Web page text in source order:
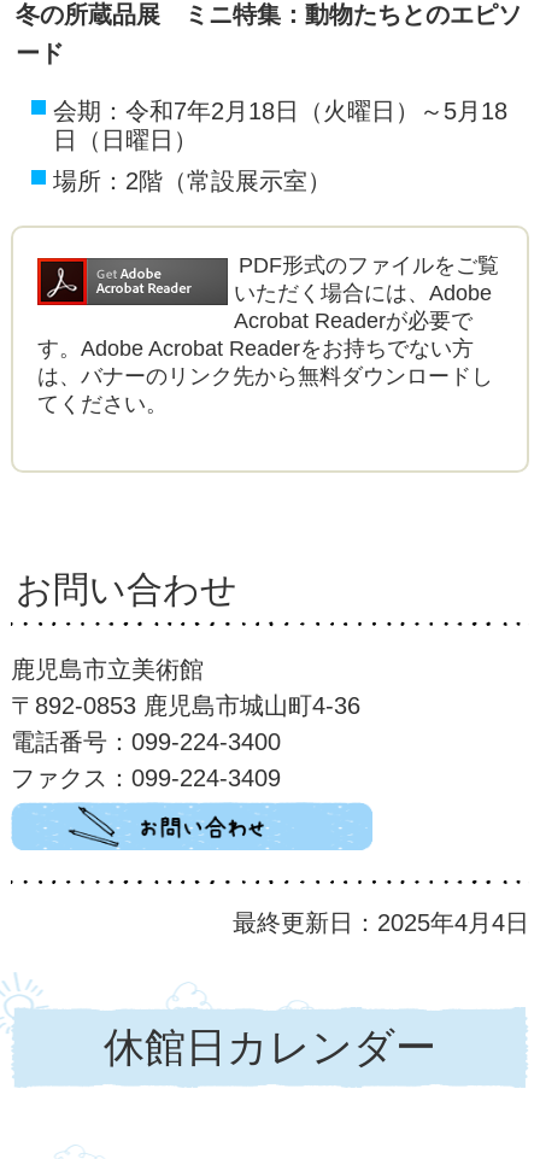
冬の所蔵品展 ミニ特集：動物たちとのエピソ
ード
会期：令和7年2月18日（火曜日）～5月18
日（日曜日）
場所：2階（常設展示室）
PDF形式のファイルをご覧
いただく場合には、Adobe
Acrobat Readerが必要で
す。Adobe Acrobat Readerをお持ちでない方
は、バナーのリンク先から無料ダウンロードし
てください。
お問い合わせ
鹿児島市立美術館
〒892-0853 鹿児島市城山町4-36
電話番号：099-224-3400
ファクス：099-224-3409
最終更新日：2025年4月4日
休館日カレンダー